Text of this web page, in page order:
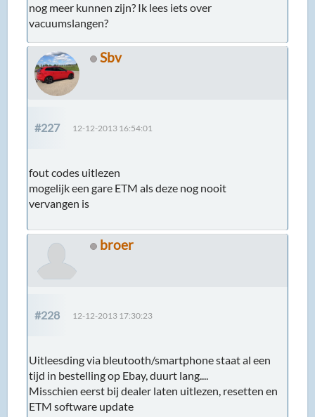
nog meer kunnen zijn? Ik lees iets over
vacuumslangen?
Sbv
#227 12-12-2013 16:54:01
fout codes uitlezen
mogelijk een gare ETM als deze nog nooit
vervangen is
broer
#228 12-12-2013 17:30:23
Uitleesding via bleutooth/smartphone staat al een
tijd in bestelling op Ebay, duurt lang....
Misschien eerst bij dealer laten uitlezen, resetten en
ETM software update